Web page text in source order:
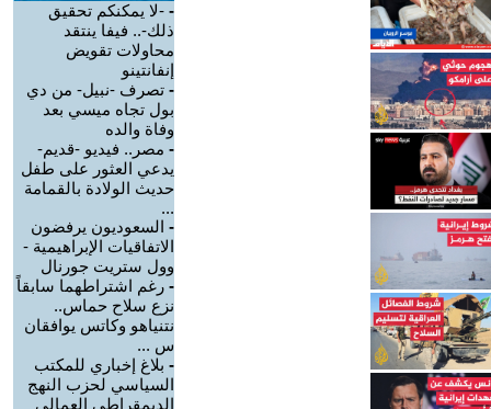
- -لا يمكنكم تحقيق
ذلك-.. فيفا ينتقد
محاولات تقويض
إنفانتينو
- تصرف -نبيل- من دي
بول تجاه ميسي بعد
وفاة والده
- مصر.. فيديو -قديم-
يدعي العثور على طفل
حديث الولادة بالقمامة
...
- السعوديون يرفضون
الاتفاقيات الإبراهيمية -
وول ستريت جورنال
- رغم اشتراطهما سابقاً
نزع سلاح حماس..
نتنياهو وكاتس يوافقان
س ...
- بلاغ إخباري للمكتب
السياسي لحزب النهج
الديمقراطي العمالي